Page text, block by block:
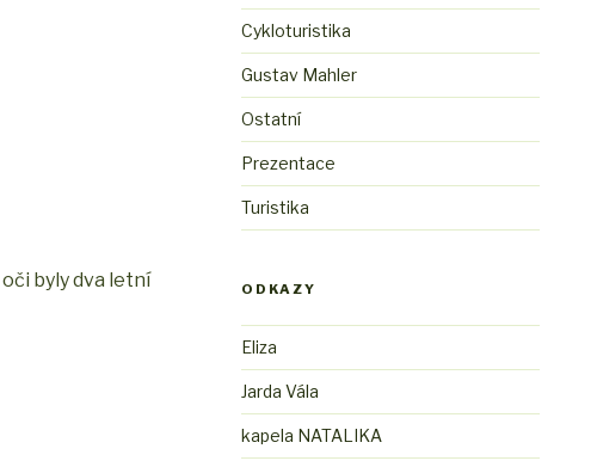
byly dva letní
Cykloturistika
Gustav Mahler
Ostatní
Prezentace
Turistika
ODKAZY
Eliza
Jarda Vála
kapela NATALIKA